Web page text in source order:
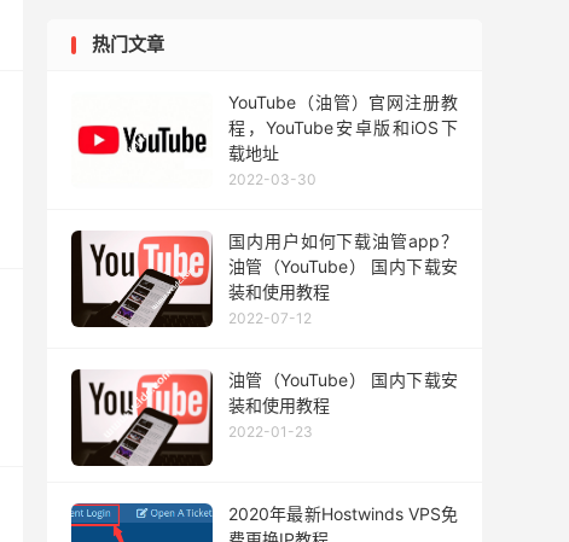
热门文章
YouTube（油管）官网注册教
程，YouTube安卓版和iOS下
载地址
2022-03-30
国内用户如何下载油管app？
油管（YouTube） 国内下载安
装和使用教程
2022-07-12
油管（YouTube） 国内下载安
装和使用教程
2022-01-23
2020年最新Hostwinds VPS免